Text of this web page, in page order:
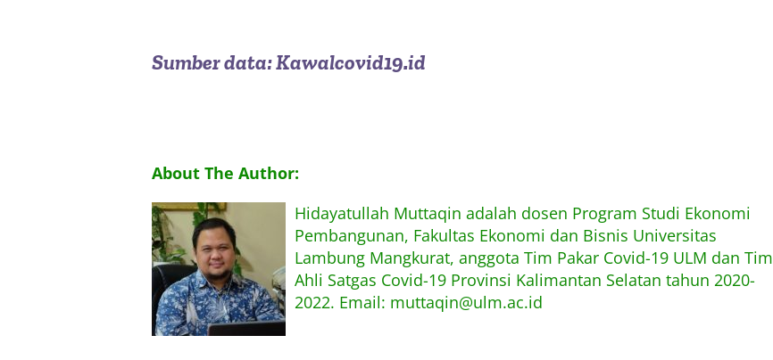
Sumber data: Kawalcovid19.id
About The Author:
Hidayatullah Muttaqin adalah dosen Program Studi Ekonomi
Pembangunan, Fakultas Ekonomi dan Bisnis Universitas
Lambung Mangkurat, anggota Tim Pakar Covid-19 ULM dan Tim
Ahli Satgas Covid-19 Provinsi Kalimantan Selatan tahun 2020-
2022. Email: muttaqin@ulm.ac.id